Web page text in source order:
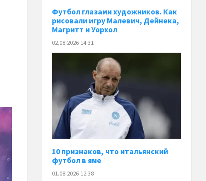
Футбол глазами художников. Как
рисовали игру Малевич, Дейнека,
Магритт и Уорхол
02.08.2026 14:31
10 признаков, что итальянский
футбол в яме
01.08.2026 12:38